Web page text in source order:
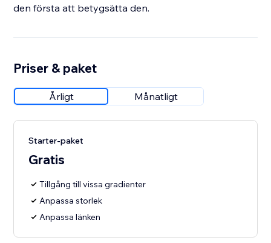
den första att betygsätta den.
Priser & paket
Årligt Månatligt
Starter-paket
Gratis
Tillgång till vissa gradienter
Anpassa storlek
Anpassa länken